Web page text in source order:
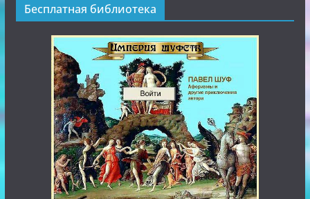
Бесплатная библиотека